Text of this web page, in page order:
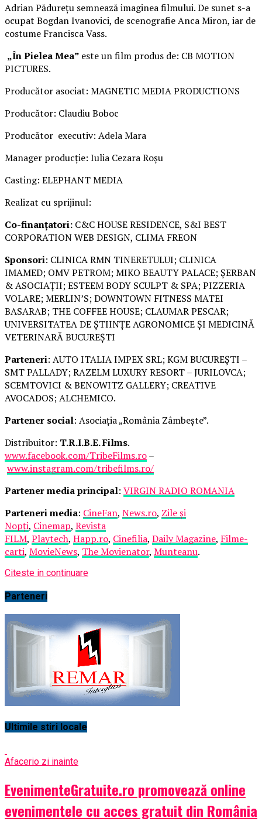
Adrian Pădurețu semnează imaginea filmului. De sunet s-a
ocupat Bogdan Ivanovici, de scenografie Anca Miron, iar de
costume Francisca Vass.
„În Pielea Mea” este un film produs de: CB MOTION
PICTURES.
Producător asociat: MAGNETIC MEDIA PRODUCTIONS
Producător: Claudiu Boboc
Producător executiv: Adela Mara
Manager producție: Iulia Cezara Roșu
Casting: ELEPHANT MEDIA
Realizat cu sprijinul:
Co-finanțatori: C&C HOUSE RESIDENCE, S&I BEST
CORPORATION WEB DESIGN, CLIMA FREON
Sponsori: CLINICA RMN TINERETULUI; CLINICA
IMAMED; OMV PETROM; MIKO BEAUTY PALACE; ȘERBAN
& ASOCIAȚII; ESTEEM BODY SCULPT & SPA; PIZZERIA
VOLARE; MERLIN’S; DOWNTOWN FITNESS MATEI
BASARAB; THE COFFEE HOUSE; CLAUMAR PESCAR;
UNIVERSITATEA DE ȘTIINȚE AGRONOMICE ȘI MEDICINĂ
VETERINARĂ BUCUREȘTI
Parteneri: AUTO ITALIA IMPEX SRL; KGM BUCUREȘTI –
SMT PALLADY; RAZELM LUXURY RESORT – JURILOVCA;
SCEMTOVICI & BENOWITZ GALLERY; CREATIVE
AVOCADOS; ALCHEMICO.
Partener social: Asociația „România Zâmbește”.
Distribuitor: T.R.I.B.E. Films.
www.facebook.com/TribeFilms.ro–
www.instagram.com/tribefilms.ro/
Partener media principal: VIRGIN RADIO ROMANIA
Parteneri media: CineFan, News.ro, Zile și
Nopți, Cinemap, Revista
FILM, Playtech, Happ.ro, Cinefilia, Daily Magazine, Filme-
carti, MovieNews, The Movienator, Munteanu.
Citeste in continuare
Parteneri
Ultimile stiri locale
Afacerio zi inainte
EvenimenteGratuite.ro promovează online
evenimentele cu acces gratuit din România